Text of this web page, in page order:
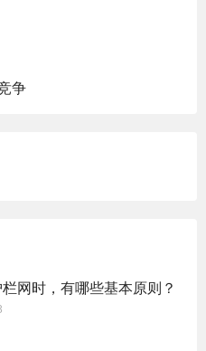
争
网时，有哪些基本原则？